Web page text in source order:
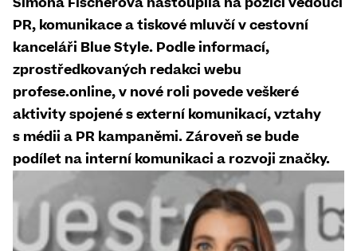
PR, komunikace a tiskové mluvčí v cestovní
kanceláři Blue Style. Podle informací,
zprostředkovaných redakci webu
profese.online, v nové roli povede veškeré
aktivity spojené s externí komunikací, vztahy
s médii a PR kampaněmi. Zároveň se bude
podílet na interní komunikaci a rozvoji značky.